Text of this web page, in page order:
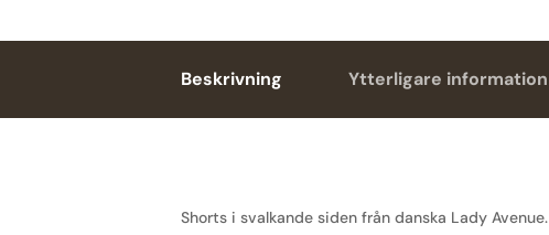
Beskrivning Ytterligare information
Shorts i svalkande siden från danska Lady Avenue.